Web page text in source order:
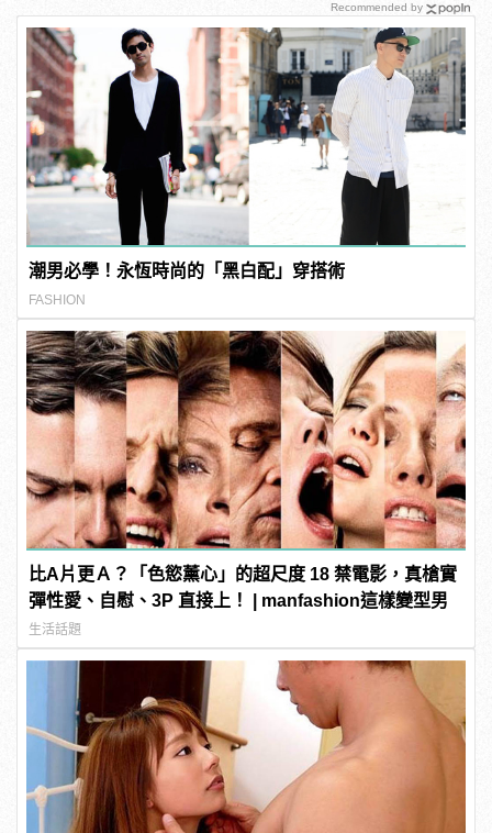
潮男必學！永恆時尚的「黑白配」穿搭術
FASHION
比A片更Ａ？「色慾薰心」的超尺度 18 禁電影，真槍實
彈性愛、自慰、3P 直接上！ | manfashion這樣變型男
生活話題
Recommended by